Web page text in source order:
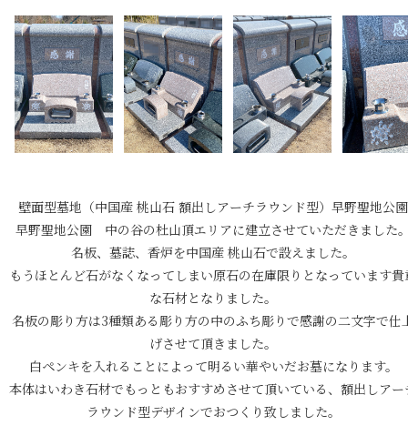
壁面型墓地（中国産 桃山石 額出しアーチラウンド型）早野聖地公園
早野聖地公園 中の谷の杜山頂エリアに建立させていただきました
名板、墓誌、香炉を中国産 桃山石で設えました。
もうほとんど石がなくなってしまい原石の在庫限りとなっています貴
な石材となりました。
名板の彫り方は3種類ある彫り方の中のふち彫りで感謝の二文字で仕
げさせて頂きました。
白ペンキを入れることによって明るい華やいだお墓になります。
本体はいわき石材でもっともおすすめさせて頂いている、額出しアー
ラウンド型デザインでおつくり致しました。